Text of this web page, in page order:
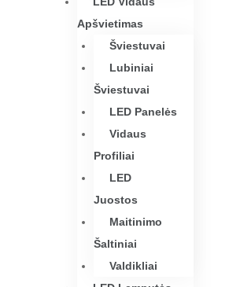
Apšvietimas
Šviestuvai
Lubiniai
Šviestuvai
LED Panelės
Vidaus
Profiliai
LED
Juostos
Maitinimo
Šaltiniai
Valdikliai